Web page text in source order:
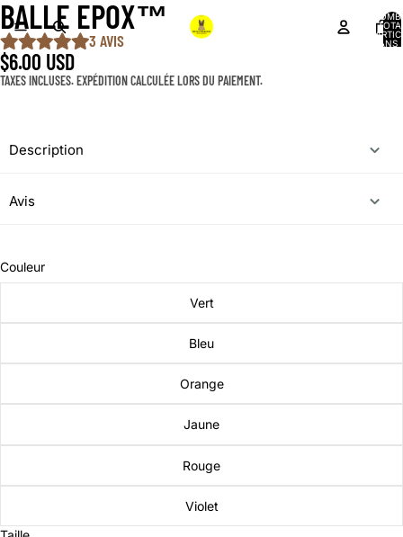
DANS
BALLE EPOX™️
3 AVIS
$6.00 USD
TAXES INCLUSES. EXPÉDITION CALCULÉE LORS DU PAIEMENT.
Description
Avis
Couleur
Vert
Bleu
Orange
Jaune
Rouge
Violet